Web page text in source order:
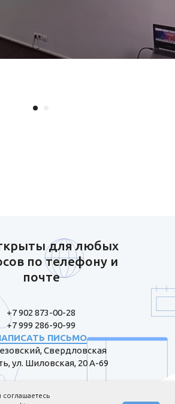
для любых
по телефону и
почте
+7 902 873-00-28
+7 999 286-90-99
ПИСЬМО
Свердловская
ул. Шиловская, 20 А-69